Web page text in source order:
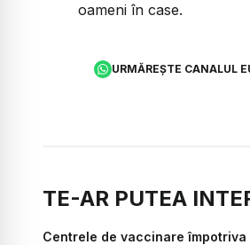
oameni în case.
URMĂREȘTE CANALUL
TE-AR PUTEA
Centrele de vaccinare